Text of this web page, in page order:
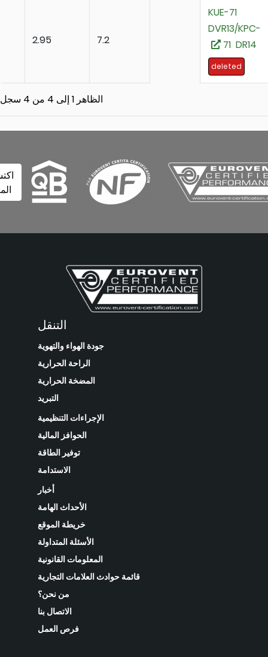
KUE-71
DVR13/
71
deleted
الظاهر 1 إلى 4 من 4 سجل
اكتشف
المزيد
التنقل
جودة الهواء والتهوية
الراحة الحرارية
المضخة الحرارية
الإجراءات التنظيمية
الحوافز المالية
توفير الطاقة
الاستدامة
الأحداث الهامة
خريطة الموقع
الأسئلة المتداولة
المعلومات القانونية
قائمة حوادث العلامات التجارية
من نحن؟
الاتصال بنا
فرص العمل